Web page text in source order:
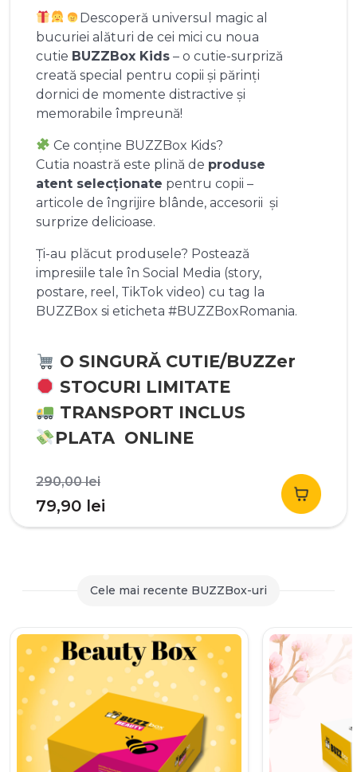
Descoperă universul magic al
bucuriei alături de cei mici cu noua
cutie BUZZBox Kids – o cutie-surpriză
creată special pentru copii și părinți
dornici de momente distractive și
memorabile împreună!
Ce conține BUZZBox Kids?
Cutia noastră este plină de produse
atent selecționate pentru copii –
articole de îngrijire blânde, accesorii și
surprize delicioase.
Ți-au plăcut produsele? Postează
impresiile tale în Social Media (story,
postare, reel, TikTok video) cu tag la
BUZZBox si eticheta #BUZZBoxRomania.
O SINGURĂ CUTIE/BUZZer
STOCURI LIMITATE
TRANSPORT INCLUS
PLATA ONLINE
290,00leiPrețul
inițial
a
290,00 lei.
79,90 lei
curent
79,90 lei.
Cele mai recente BUZZBox-uri